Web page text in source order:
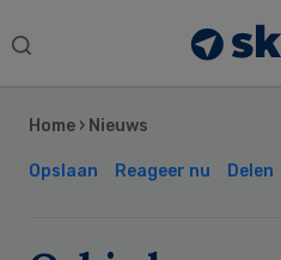
Search
Home › Nieuws
Opslaan Reageer nu Delen
Sidebar